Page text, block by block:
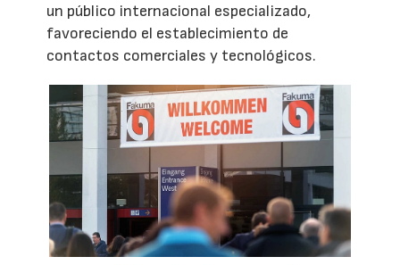
un público internacional especializado,
favoreciendo el establecimiento de
contactos comerciales y tecnológicos.